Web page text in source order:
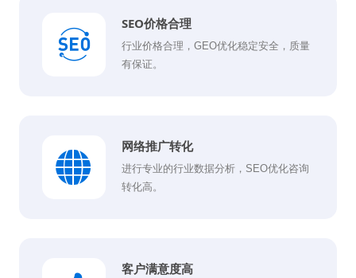
SEO价格合理
行业价格合理，GEO优化稳定安全，质量
有保证。
网络推广转化
进行专业的行业数据分析，SEO优化咨询
转化高。
客户满意度高